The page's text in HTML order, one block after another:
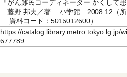
『がん難民コーディネーター かくして
藤野 邦夫／著 小学館 2008.12（所
資料コード：5016012600）
https://catalog.library.metro.tokyo.lg.jp/
677789